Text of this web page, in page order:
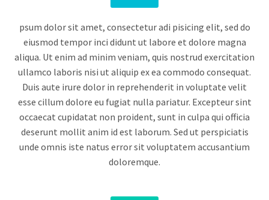
psum dolor sit amet, consectetur adi pisicing elit, sed do
eiusmod tempor inci didunt ut labore et dolore magna
aliqua. Ut enim ad minim veniam, quis nostrud exercitation
ullamco laboris nisi ut aliquip ex ea commodo consequat.
Duis aute irure dolor in reprehenderit in voluptate velit
esse cillum dolore eu fugiat nulla pariatur. Excepteur sint
occaecat cupidatat non proident, sunt in culpa qui officia
deserunt mollit anim id est laborum. Sed ut perspiciatis
unde omnis iste natus error sit voluptatem accusantium
doloremque.